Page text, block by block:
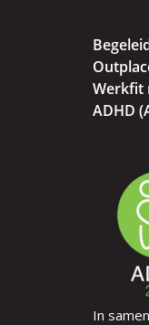
Werkfit
ADHD
In